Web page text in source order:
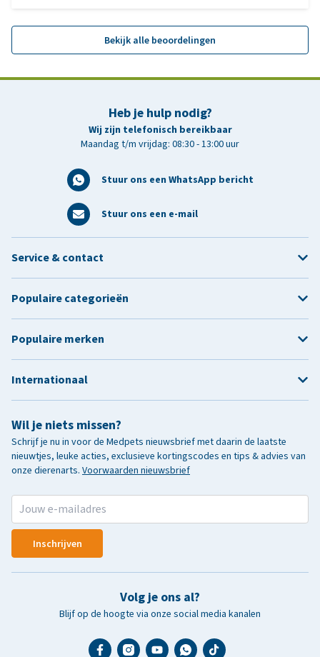
Bekijk alle beoordelingen
Heb je hulp nodig?
Wij zijn telefonisch bereikbaar
Maandag t/m vrijdag: 08:30 - 13:00 uur
Stuur ons een WhatsApp bericht
Stuur ons een e-mail
Wil je niets missen?
Schrijf je nu in voor de Medpets nieuwsbrief met daarin de laatste
nieuwtjes, leuke acties, exclusieve kortingscodes en tips & advies van
onze dierenarts. Voorwaarden nieuwsbrief
Inschrijven
Volg je ons al?
Blijf op de hoogte via onze social media kanalen
Service & contact
Populaire categorieën
Populaire merken
Internationaal